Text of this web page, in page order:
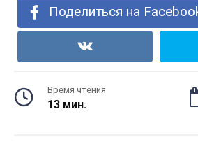
Поделиться на
Время чтения
13 мин.